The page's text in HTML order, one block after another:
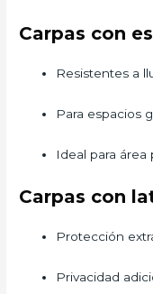
Carpas con
Resistentes a
Para espacios
Ideal para
Carpas con
Protección
Privacidad